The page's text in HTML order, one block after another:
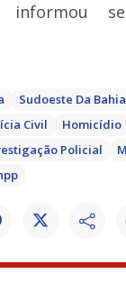
informou
Sudoeste Da Bahia
Civil Homicídio
Policial